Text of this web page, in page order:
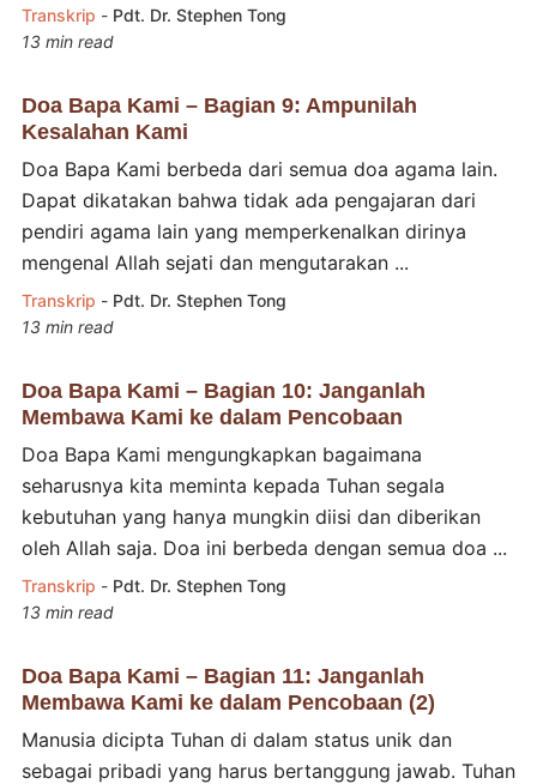
Transkrip - Pdt. Dr. Stephen Tong
13 min read
Doa Bapa Kami – Bagian 9: Ampunilah
Kesalahan Kami
Doa Bapa Kami berbeda dari semua doa agama lain.
Dapat dikatakan bahwa tidak ada pengajaran dari
pendiri agama lain yang memperkenalkan dirinya
mengenal Allah sejati dan mengutarakan ...
Transkrip - Pdt. Dr. Stephen Tong
13 min read
Doa Bapa Kami – Bagian 10: Janganlah
Membawa Kami ke dalam Pencobaan
Doa Bapa Kami mengungkapkan bagaimana
seharusnya kita meminta kepada Tuhan segala
kebutuhan yang hanya mungkin diisi dan diberikan
oleh Allah saja. Doa ini berbeda dengan semua doa ...
Transkrip - Pdt. Dr. Stephen Tong
13 min read
Doa Bapa Kami – Bagian 11: Janganlah
Membawa Kami ke dalam Pencobaan (2)
Manusia dicipta Tuhan di dalam status unik dan
sebagai pribadi yang harus bertanggung jawab. Tuhan